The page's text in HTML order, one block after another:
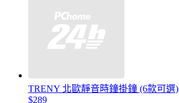
TRENY 北歐靜音時鐘掛鐘 (6款可選)
$289